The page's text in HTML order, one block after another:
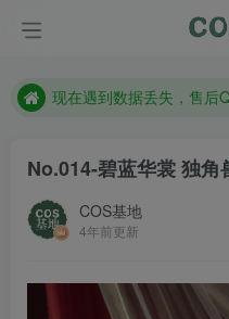
现在遇到数据丢失，售后
防失联：百度搜索《趣画
No.014-碧蓝华裳 独角
COS基地
4年前更新